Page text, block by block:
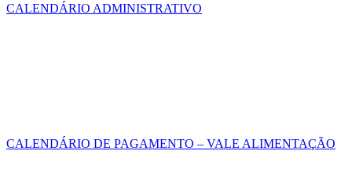
CALENDÁRIO ADMINISTRATIVO
CALENDÁRIO DE PAGAMENTO – VALE ALIMENTAÇÃO